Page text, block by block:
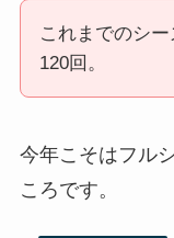
これまでのシ
120回。
今年こそはフル
ころです。